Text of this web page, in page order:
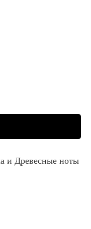
и Древесные ноты